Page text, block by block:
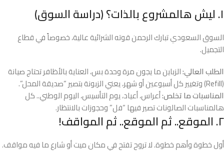
١. ليش هالمشروع بالذات؟ (دراسة السوق)
السوق السعودي تبارك الرحمن قوته الشرائية عالية، خصوصاً في قطاع
التجميل.
الطلب العالي:الزباين ما يجون مرة وحدة بس، العناية بالأظافر تحتاج صيانة
(Refill) وتغيير كل أسبوعين أو شهر، يعني الزبونة بتصير “صديقة المحل”.
المناسبات ما تخلص:أعراس، أعياد، يوم التأسيس، اليوم الوطني.. كل
هالمناسبات الصالونات تصير فيها “فل” وحجوزات بالانتظار.
٢. الموقع.. ثم الموقع.. ثم المواقف!
أول خطوة وأهم خطوة. لا تروح تفتح في مكان ميت أو شارع ما فيه مواقف.